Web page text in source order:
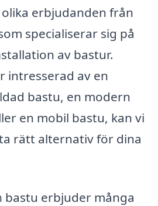
erbjudanden från
specialiserar sig på
av bastur.
intresserad av en
bastu, en modern
en mobil bastu, kan vi
rätt alternativ för dina
bastu erbjuder många